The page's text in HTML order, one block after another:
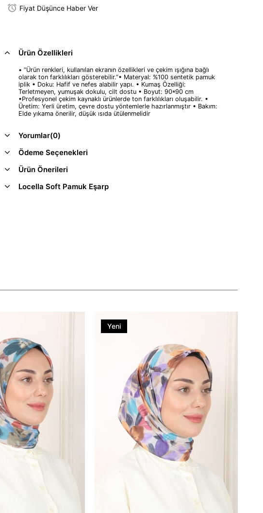
Fiyat Düşünce Haber Ver
Ürün Özellikleri
• “Ürün renkleri, kullanılan ekranın özellikleri ve çekim ışığına bağlı
olarak ton farklılıkları gösterebilir.”• Materyal: %100 sentetik pamuk
iplik • Doku: Hafif ve nefes alabilir yapı. • Kumaş Özelliği:
Terletmeyen, yumuşak dokulu, cilt dostu • Boyut: 90*90 cm
•Profesyonel çekim kaynaklı ürünlerde ton farklılıkları oluşabilir. •
Üretim: Yerli üretim, çevre dostu yöntemlerle hazırlanmıştır • Bakım:
Elde yıkama önerilir, düşük ısıda ütülenmelidir
Yorumlar(0)
Ödeme Seçenekleri
Ürün Önerileri
Locella Soft Pamuk Eşarp
Yeni